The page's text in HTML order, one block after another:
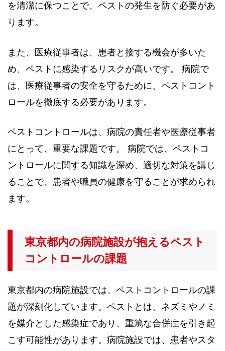
を清潔に保つことで、ペストの発生を防ぐ必要があ
ります。
また、医療従事者は、患者と接する機会が多いた
め、ペストに感染するリスクが高いです。 病院で
は、医療従事者の安全を守るために、ペストコント
ロールを徹底する必要があります。
ペストコントロールは、病院の責任者や医療従事者
にとって、重要な課題です。 病院では、ペストコ
ントロールに関する知識を深め、適切な対策を講じ
ることで、患者や職員の健康を守ることが求められ
ます。
東京都内の病院施設が抱えるペスト
コントロールの課題
東京都内の病院施設では、ペストコントロールの課
題が深刻化しています。ペストとは、ネズミやノミ
を媒介とした感染症であり、重篤な合併症を引き起
こす可能性があります。病院施設では、患者やスタ